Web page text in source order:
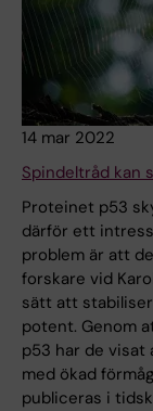
14 mar 2022
Spindeltråd kan
Proteinet p53
därför ett
problem är att
forskare vid
sätt att
potent. Genom
p53 har de
med ökad
publiceras i